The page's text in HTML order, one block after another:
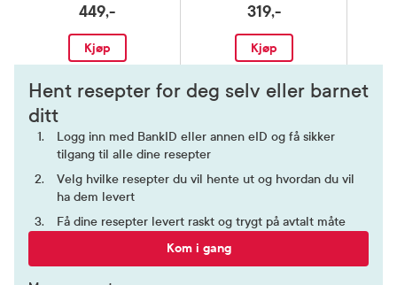
449,-
Kjøp
319,-
Kjøp
Hent resepter for deg selv eller barnet
ditt
Logg inn med BankID eller annen eID og få sikker
tilgang til alle dine resepter
Velg hvilke resepter du vil hente ut og hvordan du vil
ha dem levert
Få dine resepter levert raskt og trygt på avtalt måte
Kom i gang